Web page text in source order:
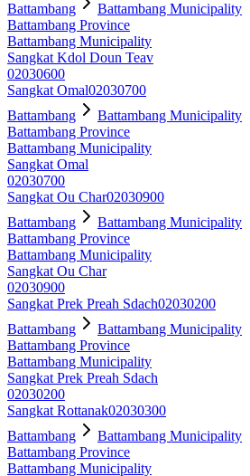
Battambang
Battambang Municipality
Battambang Province
Battambang Municipality
Sangkat Kdol Doun Teav
02030600
Sangkat Omal02030700
Battambang
Battambang Municipality
Battambang Province
Battambang Municipality
Sangkat Omal
02030700
Sangkat Ou Char02030900
Battambang
Battambang Municipality
Battambang Province
Battambang Municipality
Sangkat Ou Char
02030900
Sangkat Prek Preah Sdach02030200
Battambang
Battambang Municipality
Battambang Province
Battambang Municipality
Sangkat Prek Preah Sdach
02030200
Sangkat Rottanak02030300
Battambang
Battambang Municipality
Battambang Province
Battambang Municipality